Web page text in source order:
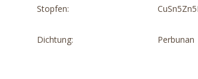
Stopfen:
Dichtung: Perbunan